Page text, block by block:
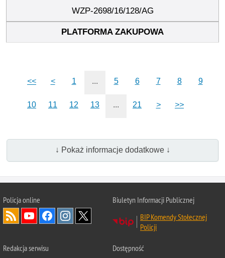
WZP-2698/16/128/AG
<< < 1 ... 5 6 7 8 9
10 11 12 13 ... 21 > >>
↓ Pokaż informacje dodatkowe ↓
Policja online
Biuletyn Informacji Publicznej
BIP Komendy Stołecznej
Policji
Redakcja serwisu Dostępność